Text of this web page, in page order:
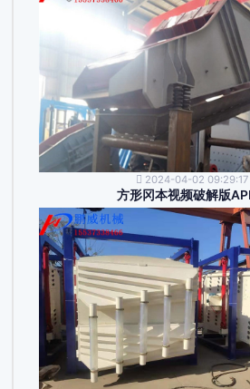
2024-04-02 09:29:17
方形冈本视频破解版